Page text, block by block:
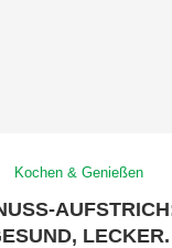
Kochen & Genießen
LECKER.